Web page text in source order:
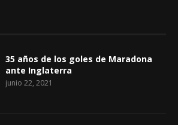
35 años de los goles de Maradona
ante Inglaterra
junio 22, 2021